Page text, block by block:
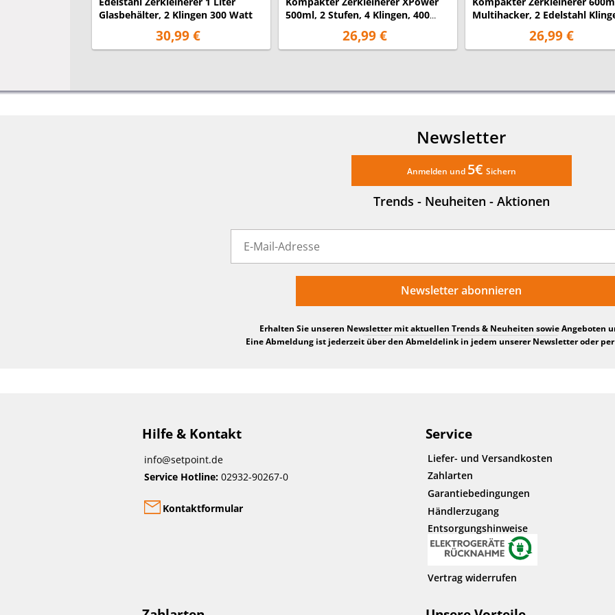
Glasbehälter, 2 Klingen 300 Watt
30,99 €
500ml, 2 Stufen, 4 Klingen, 400
26,99 €
Multihacker, 2 Edelstahl
26,99 €
Newsletter
Anmelden und 5€ Sichern
Trends - Neuheiten - Aktionen
Newsletter abonnieren
Erhalten Sie unseren Newsletter mit aktuellen Trends & Neuheiten sowie Angeboten
Eine Abmeldung ist jederzeit über den Abmeldelink in jedem unserer Newsletter oder
Hilfe & Kontakt
info@setpoint.de
Service Hotline: 02932-90267-0
Kontaktformular
Service
Liefer- und Versandkosten
Zahlarten
Garantiebedingungen
Händlerzugang
Entsorgungshinweise
Vertrag widerrufen